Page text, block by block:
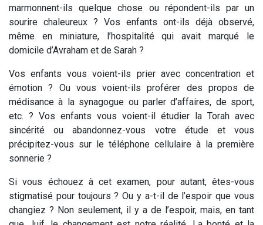
marmonnent-ils quelque chose ou répondent-ils par un
sourire chaleureux ? Vos enfants ont-ils déjà observé,
même en miniature, l’hospitalité qui avait marqué le
domicile d’Avraham et de Sarah ?
Vos enfants vous voient-ils prier avec concentration et
émotion ? Ou vous voient-ils proférer des propos de
médisance à la synagogue ou parler d’affaires, de sport,
etc. ? Vos enfants vous voient-il étudier la Torah avec
sincérité ou abandonnez-vous votre étude et vous
précipitez-vous sur le téléphone cellulaire à la première
sonnerie ?
Si vous échouez à cet examen, pour autant, êtes-vous
stigmatisé pour toujours ? Ou y a-t-il de l’espoir que vous
changiez ? Non seulement, il y a de l’espoir, mais, en tant